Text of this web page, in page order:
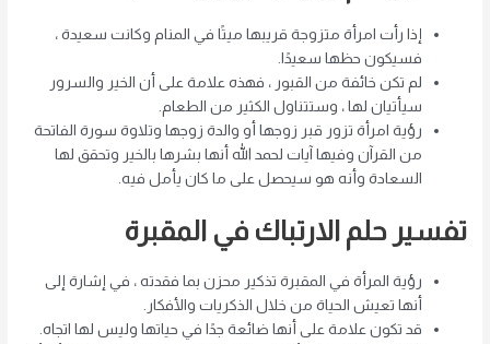
إذا رأت امرأة متزوجة قريبها ميتًا في المنام وكانت سعيدة ،
فسيكون حظها سعيدًا.
لم تكن خائفة من القبور ، فهذه علامة على أن الخير والسرور
سيأتيان لها ، وستتناول الكثير من الطعام.
رؤية امرأة تزور قبر زوجها أو والدة زوجها وتلاوة سورة الفاتحة
من القرآن وفيها آيات لحمد الله أنها بشرها بالخير وتحقق لها
السعادة وأنه هو سيحصل على ما كان يأمل فيه.
تفسير حلم الارتباك في المقبرة
رؤية المرأة في المقبرة تذكير محزن بما فقدته ، في إشارة إلى
أنها تعيش الحياة من خلال الذكريات والأفكار.
قد تكون علامة على أنها ضائعة جدًا في حياتها وليس لها اتجاه.